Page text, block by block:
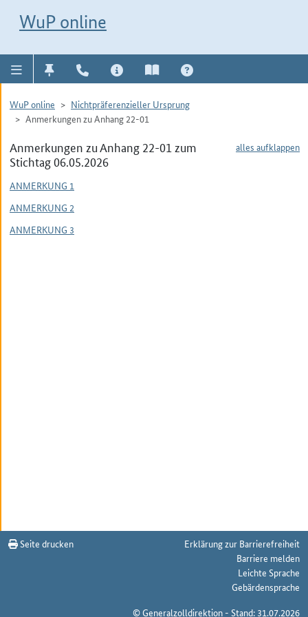
WuP online
WuP online
Nichtpräferenzieller Ursprung
Anmerkungen zu Anhang 22-01
alles aufklappen
Anmerkungen zu Anhang 22-01 zum
Stichtag 06.05.2026
ANMERKUNG 1
ANMERKUNG 2
ANMERKUNG 3
Seite drucken
Erklärung zur Barrierefreiheit
Barriere melden
Leichte Sprache
Gebärdensprache
© Generalzolldirektion - Stand: 31.07.2026